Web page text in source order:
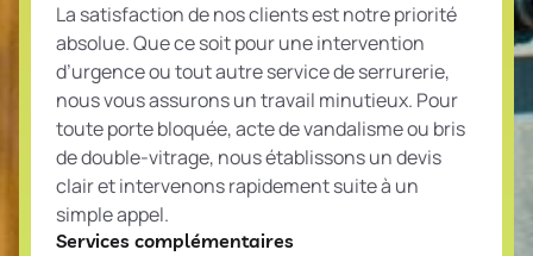
La satisfaction de nos clients est notre priorité
absolue. Que ce soit pour une intervention
d’urgence ou tout autre service de serrurerie,
nous vous assurons un travail minutieux. Pour
toute porte bloquée, acte de vandalisme ou bris
de double-vitrage, nous établissons un devis
clair et intervenons rapidement suite à un
simple appel.
Services complémentaires